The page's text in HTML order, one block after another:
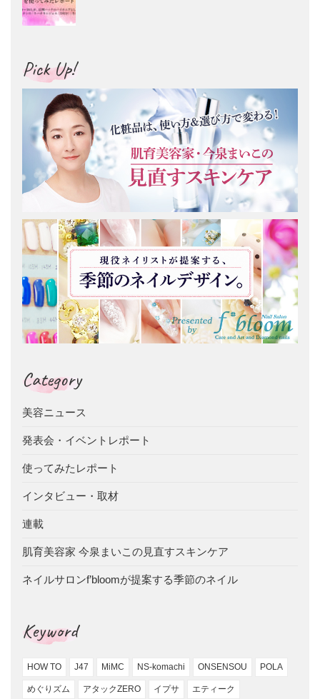
Pick Up!
Category
美容ニュース
発表会・イベントレポート
使ってみたレポート
インタビュー・取材
連載
肌育美容家 今泉まいこの見直すスキンケア
ネイルサロンf’bloomが提案する季節のネイル
Keyword
HOW TO J47 MiMC NS-komachi ONSENSOU POLA
めぐりズム アタックZERO イプサ エティーク